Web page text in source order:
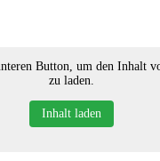
Button, um den Inhalt
zu laden.
Inhalt laden